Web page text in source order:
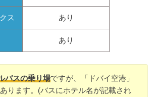
ス あり
あり
バスの乗り場ですが、「ドバイ空港」
ります。(バスにホテル名が記載され